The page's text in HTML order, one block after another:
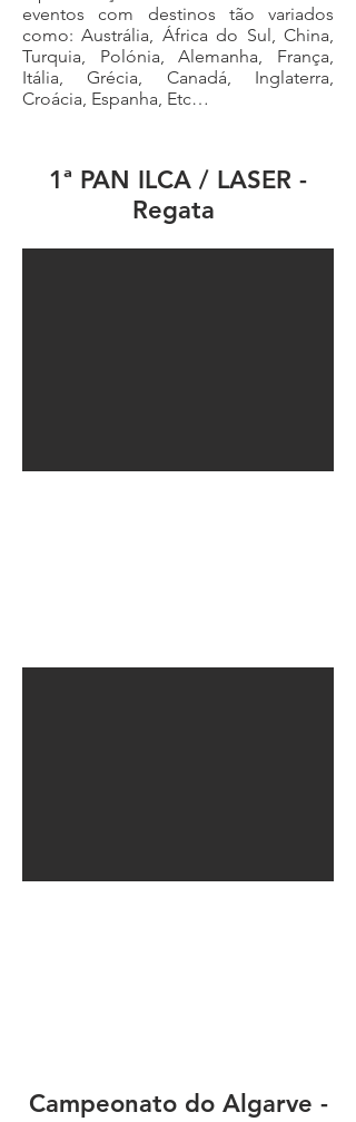
eventos com destinos tão variados
como: Austrália, África do Sul, China,
Turquia, Polónia, Alemanha, França,
Itália, Grécia, Canadá, Inglaterra,
Croácia, Espanha, Etc…
1ª PAN ILCA / LASER -
Regata
Campeonato do Algarve -